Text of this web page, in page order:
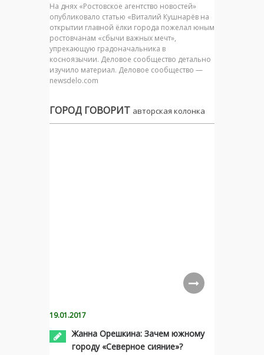
На днях «Ростовское агентство новостей»
опубликовало статью «Виталий Кушнарёв на
открытии главной ёлки города пожелал юным
ростовчанам «сбычи важных мечт»,
упрекающую градоначальника в
косноязычии. Деловое сообщество детально
изучило материал. Деловое сообщество —
newsdelo.com
ГОРОД ГОВОРИТ авторская колонка
19.01.2017
Жанна Орешкина: Зачем южному
городу «Северное сияние»?